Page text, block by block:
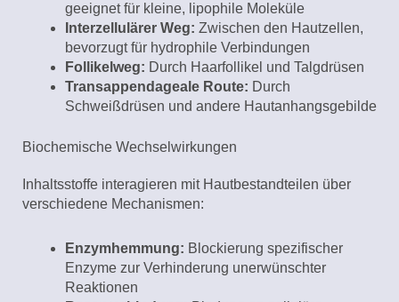
geeignet für kleine, lipophile Moleküle
Interzellulärer Weg: Zwischen den Hautzellen,
bevorzugt für hydrophile Verbindungen
Follikelweg: Durch Haarfollikel und Talgdrüsen
Transappendageale Route: Durch
Schweißdrüsen und andere Hautanhangsgebilde
Biochemische Wechselwirkungen
Inhaltsstoffe interagieren mit Hautbestandteilen über
verschiedene Mechanismen:
Enzymhemmung: Blockierung spezifischer
Enzyme zur Verhinderung unerwünschter
Reaktionen